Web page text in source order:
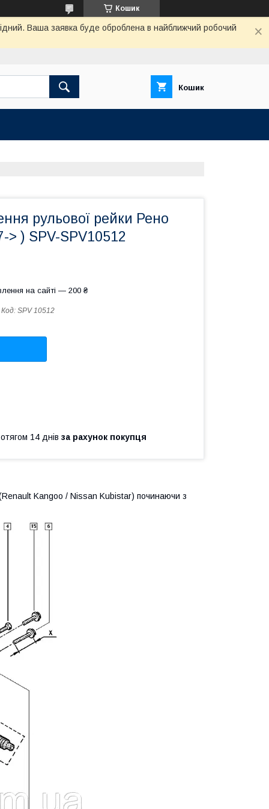
Кошик
Ваша заявка буде оброблена в найближчий робочий
Кошик
рульової рейки Рено
> ) SPV-SPV10512
на сайті — 200 ₴
Код: SPV 10512
14 днів за рахунок покупця
Kangoo / Nissan Kubistar) починаючи з